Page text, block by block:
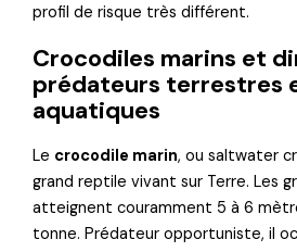
profil de risque très différent.
Crocodiles marins et
prédateurs terrestres
aquatiques
Le crocodile marin, ou saltwater
grand reptile vivant sur Terre. Les
atteignent couramment 5 à 6
tonne. Prédateur opportuniste, il